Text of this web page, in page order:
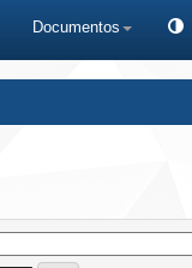
Documentos